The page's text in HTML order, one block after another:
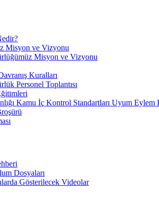
Misyon ve Vizyonu
Misyon ve Vizyonu
Kuralları
Personel Toplantısı
Kamu İç Kontrol Standartları Uyum Eylem
Dosyaları
Gösterilecek Videolar